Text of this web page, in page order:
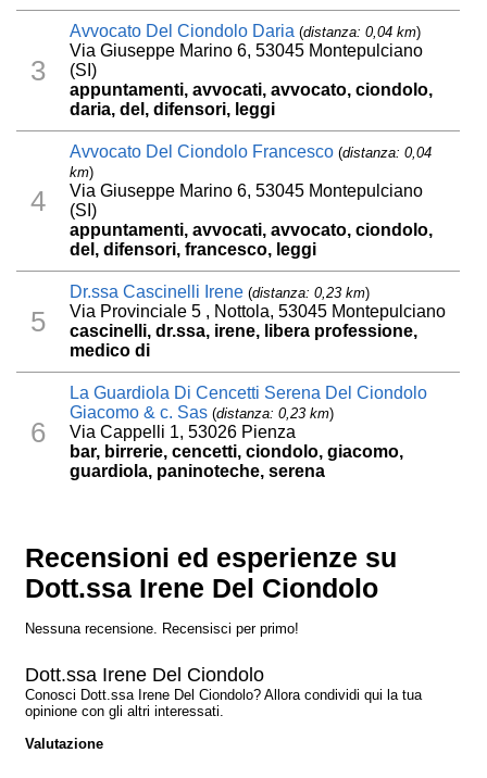
3
Avvocato Del Ciondolo Daria (distanza: 0,04 km)
Via Giuseppe Marino 6, 53045 Montepulciano
(SI)
appuntamenti, avvocati, avvocato, ciondolo,
daria, del, difensori, leggi
4
Avvocato Del Ciondolo Francesco (distanza: 0,04
km)
Via Giuseppe Marino 6, 53045 Montepulciano
(SI)
appuntamenti, avvocati, avvocato, ciondolo,
del, difensori, francesco, leggi
5
Dr.ssa Cascinelli Irene (distanza: 0,23 km)
Via Provinciale 5 , Nottola, 53045 Montepulciano
cascinelli, dr.ssa, irene, libera professione,
medico di
6
La Guardiola Di Cencetti Serena Del Ciondolo
Giacomo & c. Sas (distanza: 0,23 km)
Via Cappelli 1, 53026 Pienza
bar, birrerie, cencetti, ciondolo, giacomo,
guardiola, paninoteche, serena
Recensioni ed esperienze su
Dott.ssa Irene Del Ciondolo
Nessuna recensione. Recensisci per primo!
Dott.ssa Irene Del Ciondolo
Conosci Dott.ssa Irene Del Ciondolo? Allora condividi qui la tua
opinione con gli altri interessati.
Valutazione